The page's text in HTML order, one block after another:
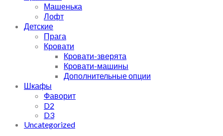
Машенька
Лофт
Детские
Прага
Кровати
Кровати-зверята
Кровати-машины
Дополнительные опции
Шкафы
Фаворит
D2
D3
Uncategorized